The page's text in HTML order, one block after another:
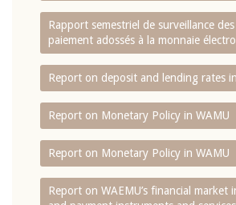
Rapport semestriel de surveillance
paiement adossés à la monnaie
Report on deposit and lending rates
Report on Monetary Policy in WAMU
Report on Monetary Policy in WAMU
Report on WAEMU’s financial market